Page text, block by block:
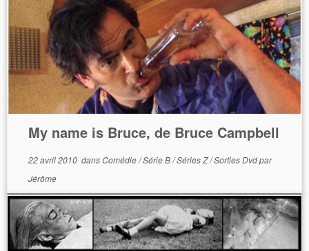
My name is Bruce, de Bruce Campbell
22 avril 2010dansComédie/Série B/Séries Z/Sorties Dvdpar
Jérôme